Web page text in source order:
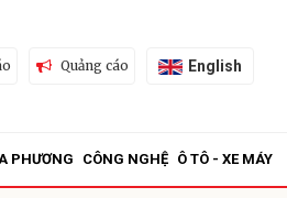
Quảng cáo English
PHƯƠNG CÔNG NGHỆ Ô TÔ - XE MÁY